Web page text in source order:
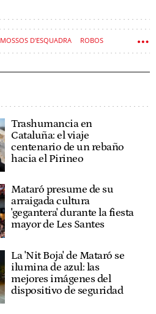
MOSSOS D'ESQUADRA ROBOS
Trashumancia en
Cataluña: el viaje
centenario de un rebaño
hacia el Pirineo
Mataró presume de su
arraigada cultura
'gegantera' durante la fiesta
mayor de Les Santes
La 'Nit Boja' de Mataró se
ilumina de azul: las
mejores imágenes del
dispositivo de seguridad